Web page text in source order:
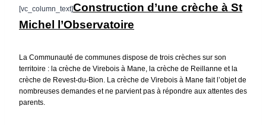
[vc_column_text]Construction d’une crèche à St
Michel l’Observatoire
La Communauté de communes dispose de trois crèches sur son
territoire : la crèche de Virebois à Mane, la crèche de Reillanne et la
crèche de Revest-du-Bion. La crèche de Virebois à Mane fait l’objet de
nombreuses demandes et ne parvient pas à répondre aux attentes des
parents.